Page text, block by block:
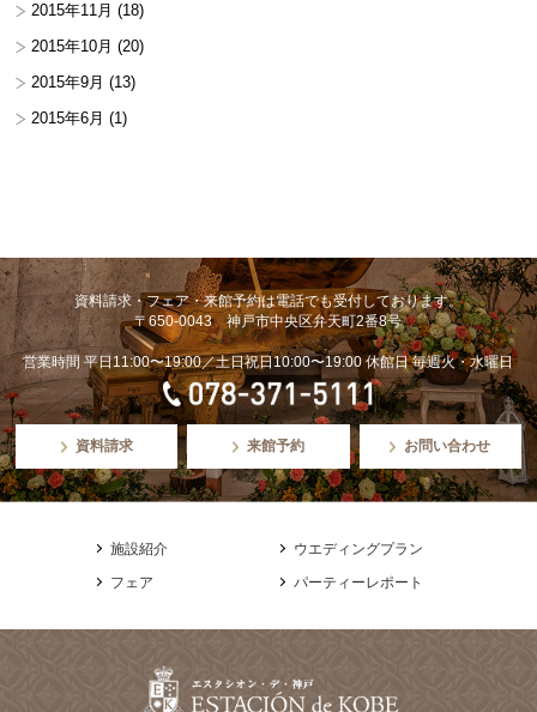
2015年11月 (18)
2015年10月 (20)
2015年9月 (13)
2015年6月 (1)
資料請求・フェア・来館予約は電話でも受付しております。
〒650-0043 神戸市中央区弁天町2番8号
営業時間 平日11:00〜19:00／土日祝日10:00〜19:00 休館日 毎週火・水曜日
資料請求 来館予約 お問い合わせ
施設紹介
ウエディングプラン
フェア
パーティーレポート